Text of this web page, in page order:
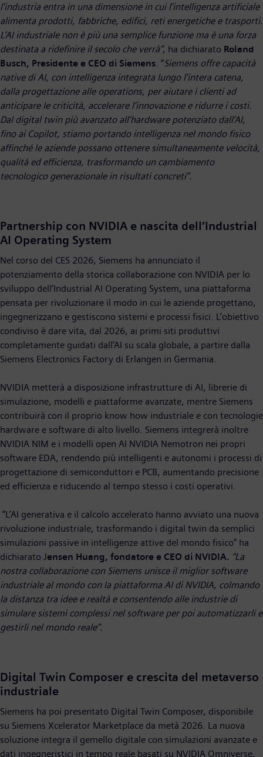
l’industria entra in una dimensione in cui l’intelligenza artificiale
alimenta prodotti, fabbriche, edifici, reti energetiche e trasporti.
L’AI industriale non è più una semplice funzione ma è una forza
destinata a ridefinire il secolo che verrà”, ha dichiarato Roland
Busch, Presidente e CEO di Siemens . “Siemens offre capacità
native di AI, con intelligenza integrata lungo l’intera catena,
dalla progettazione alle operations, per aiutare i clienti ad
anticipare le criticità, accelerare l’innovazione e ridurre i costi.
Dal digital twin più avanzato all’hardware potenziato dall’AI,
fino ai Copilot, stiamo portando intelligenza nel mondo fisico
affinché le aziende possano ottenere simultaneamente velocità,
qualità ed efficienza, trasformando un cambiamento
tecnologico generazionale in risultati concreti”.
Partnership con NVIDIA e nascita dell’Industrial
AI Operating System
Nel corso del CES 2026, Siemens ha annunciato il
potenziamento della storica collaborazione con NVIDIA per lo
sviluppo dell’Industrial AI Operating System, una piattaforma
pensata per rivoluzionare il modo in cui le aziende progettano,
ingegnerizzano e gestiscono sistemi e processi fisici. L’obiettivo
condiviso è dare vita, dal 2026, ai primi siti produttivi
completamente guidati dall’AI su scala globale, a partire dalla
Siemens Electronics Factory di Erlangen in Germania.
NVIDIA metterà a disposizione infrastrutture di AI, librerie di
simulazione, modelli e piattaforme avanzate, mentre Siemens
contribuirà con il proprio know how industriale e con tecnologie
hardware e software di alto livello. Siemens integrerà inoltre
NVIDIA NIM e i modelli open AI NVIDIA Nemotron nei propri
software EDA, rendendo più intelligenti e autonomi i processi di
progettazione di semiconduttori e PCB, aumentando precisione
ed efficienza e riducendo al tempo stesso i costi operativi.
“L’AI generativa e il calcolo accelerato hanno avviato una nuova
rivoluzione industriale, trasformando i digital twin da semplici
simulazioni passive in intelligenze attive del mondo fisico” ha
dichiarato Jensen Huang, fondatore e CEO di NVIDIA. “La
nostra collaborazione con Siemens unisce il miglior software
industriale al mondo con la piattaforma AI di NVIDIA, colmando
la distanza tra idee e realtà e consentendo alle industrie di
simulare sistemi complessi nel software per poi automatizzarli e
gestirli nel mondo reale”.
Digital Twin Composer e crescita del metaverso
industriale
Siemens ha poi presentato Digital Twin Composer, disponibile
su Siemens Xcelerator Marketplace da metà 2026. La nuova
soluzione integra il gemello digitale con simulazioni avanzate e
dati ingegneristici in tempo reale basati su NVIDIA Omniverse,